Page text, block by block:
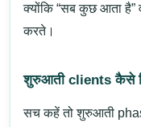
क्योंकि “सब कुछ आता है”
करते।
शुरुआती clients कैसे
सच कहें तो शुरुआती